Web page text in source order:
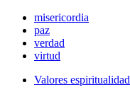
misericordia
paz
verdad
virtud
Valores espiritualidad